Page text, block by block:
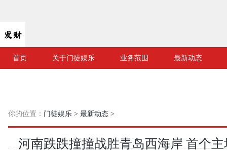
首页 关于门徒娱乐 业务范围 最新动态
你的位置： 门徒娱乐 > 最新动态 >
河南跌跌撞撞战胜青岛西海岸 首个